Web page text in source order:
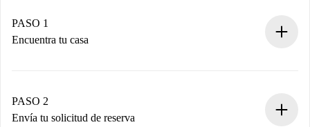
PASO 1
Encuentra tu casa
Tienes toda la información necesaria por adelantado.
PASO 2
Envía tu solicitud de reserva